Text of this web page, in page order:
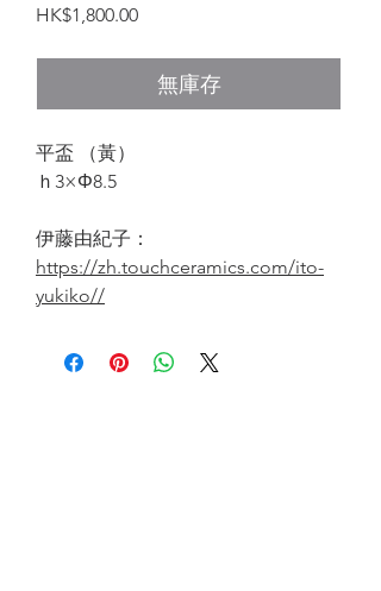
HK$1,800.00價
無庫存
平盃 （黃）
ｈ3×Φ8.5
伊藤由紀子：
https://zh.touchceramics.com/ito-
yukiko//